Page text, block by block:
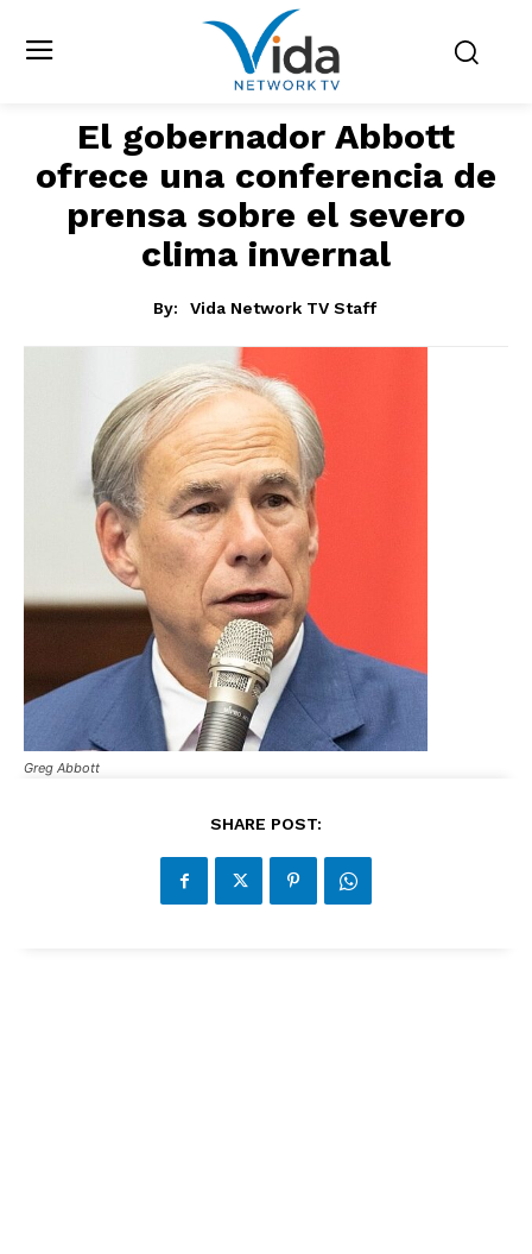
El gobernador Abbott
ofrece una conferencia de
prensa sobre el severo
clima invernal
By: Vida Network TV Staff
Greg Abbott
SHARE POST: